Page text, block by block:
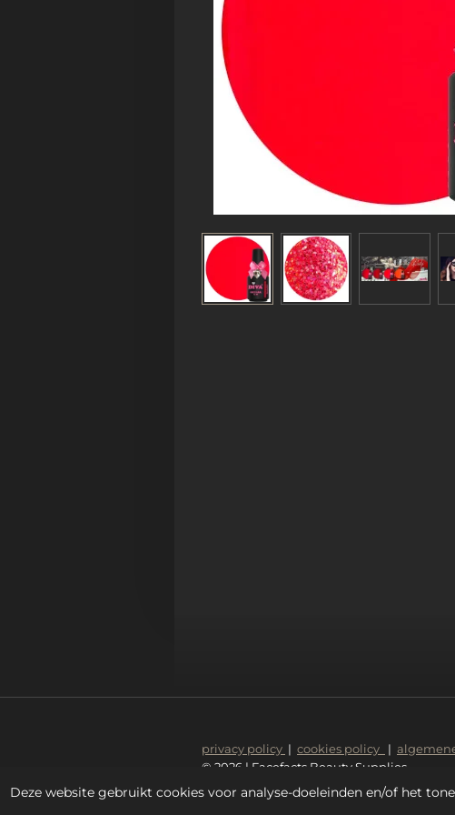
Deze website gebruikt cookies voor analyse-doeleinden en/of het
privacy policy | cookies policy |
© 2026 | Facefacts Beauty Supplies